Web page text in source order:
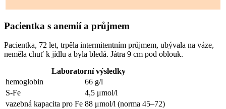
Pacientka s anemií a průjmem
Pacientka, 72 let, trpěla intermitentním průjmem, ubývala na váze,
neměla chuť k jídlu a byla bledá. Játra 9 cm pod oblouk.
Laboratorní výsledky
hemoglobin
66 g/l
S-Fe
4,5 μmol/l
vazebná kapacita pro Fe 88 μmol/l (norma 45–72)